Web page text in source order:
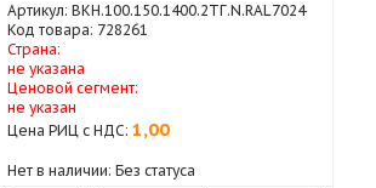
Артикул: ВКН.100.150.1400.2ТГ.N.RAL7024
Код товара: 728261
Страна:
не указана
Ценовой сегмент:
не указан
Цена РИЦ с НДС: 1,00
Нет в наличии: Без статуса